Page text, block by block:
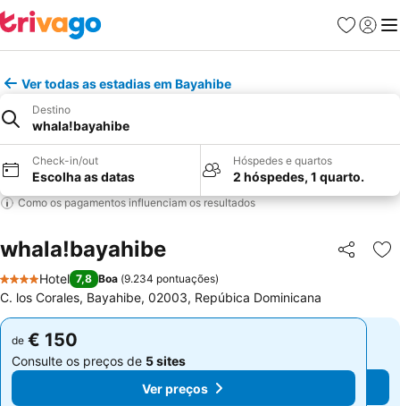
Favoritos
Iniciar
Ver todas as estadias em Bayahibe
Destino
whala!bayahibe
Check-in/out
Escolha as datas
Hóspedes e quartos
2 hóspedes, 1 quarto.
Como os pagamentos influenciam os resultados
whala!bayahibe Partilhar
4 Estrelas
Hotel 7,8 Boa (9.234 pontuações)
C. los Corales, Bayahibe, 02003, Repúbica Dominicana
de € 150
Consulte os preços de 5 sites
Ver preços
de € 150
Consulte os preços de 5 sites
Ver preços